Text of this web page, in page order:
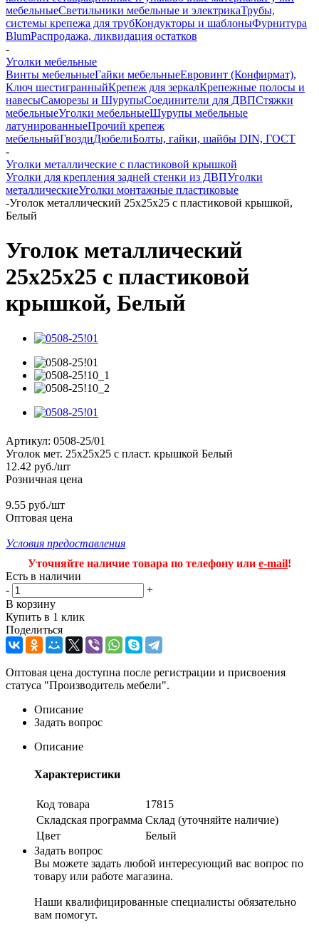
мебельныеСветильники мебельные и электрикаТрубы,
системы крепежа для трубКондукторы и шаблоныФурнитура
BlumРаспродажа, ликвидация остатков
-
Уголки мебельные
Винты мебельныеГайки мебельныеЕвровинт (Конфирмат),
Ключ шестигранныйКрепеж для зеркалКрепежные полосы и
навесыСаморезы и ШурупыСоединители для ДВПСтяжки
мебельныеУголки мебельныеШурупы мебельные
латунированныеПрочий крепеж
мебельныйГвоздиДюбелиБолты, гайки, шайбы DIN, ГОСТ
-
Уголки металлические с пластиковой крышкой
Уголки для крепления задней стенки из ДВПУголки
металлическиеУголки монтажные пластиковые
-Уголок металлический 25х25х25 с пластиковой крышкой,
Белый
Уголок металлический
25х25х25 с пластиковой
крышкой, Белый
Артикул: 0508-25/01
Уголок мет. 25х25х25 с пласт. крышкой Белый
12.42 руб./шт
Розничная цена
9.55 руб./шт
Оптовая цена
Условия предоставления
Уточняйте наличие товара по телефону или e-mail!
Есть в наличии
-
+
В корзину
Купить в 1 клик
Поделиться
Оптовая цена доступна после регистрации и присвоения
статуса "Производитель мебели".
Описание
Задать вопрос
Описание
Характеристики
Код товара
17815
Складская программа Склад (уточняйте наличие)
Цвет
Белый
Задать вопрос
Вы можете задать любой интересующий вас вопрос по
товару или работе магазина.
Наши квалифицированные специалисты обязательно
вам помогут.